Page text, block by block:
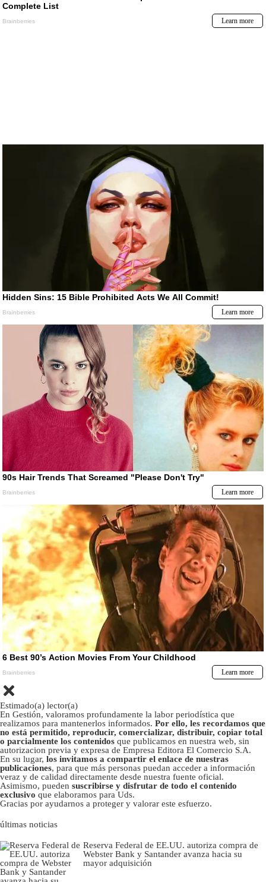
Estimado(a) lector(a)
En Gestión, valoramos profundamente la labor periodística que
realizamos para mantenerlos informados. Por ello, les recordamos que
no está permitido, reproducir, comercializar, distribuir, copiar total
o parcialmente los contenidos que publicamos en nuestra web, sin
autorizacion previa y expresa de Empresa Editora El Comercio S.A.
En su lugar, los invitamos a compartir el enlace de nuestras
publicaciones, para que más personas puedan acceder a información
veraz y de calidad directamente desde nuestra fuente oficial.
Asimismo, pueden suscribirse y disfrutar de todo el contenido
exclusivo que elaboramos para Uds.
Gracias por ayudarnos a proteger y valorar este esfuerzo.
últimas noticias
Reserva Federal de EE.UU. autoriza compra de
Webster Bank y Santander avanza hacia su
mayor adquisición